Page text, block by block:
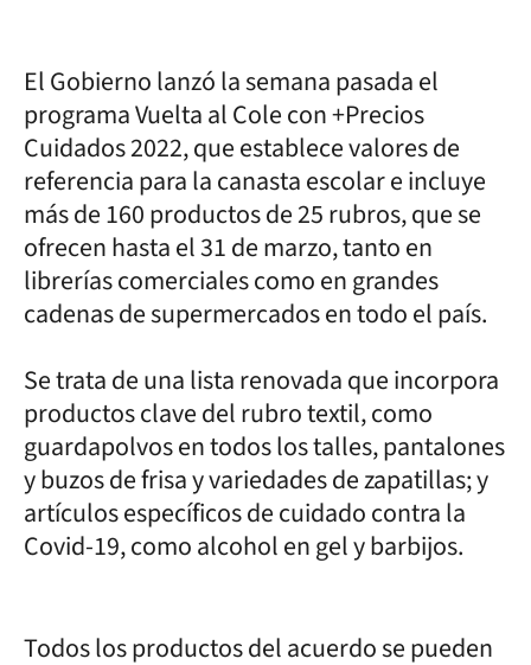
El Gobierno lanzó la semana pasada el
programa Vuelta al Cole con +Precios
Cuidados 2022, que establece valores de
referencia para la canasta escolar e incluye
más de 160 productos de 25 rubros, que se
ofrecen hasta el 31 de marzo, tanto en
librerías comerciales como en grandes
cadenas de supermercados en todo el país.
Se trata de una lista renovada que incorpora
productos clave del rubro textil, como
guardapolvos en todos los talles, pantalones
y buzos de frisa y variedades de zapatillas; y
artículos específicos de cuidado contra la
Covid-19, como alcohol en gel y barbijos.
Todos los productos del acuerdo se pueden